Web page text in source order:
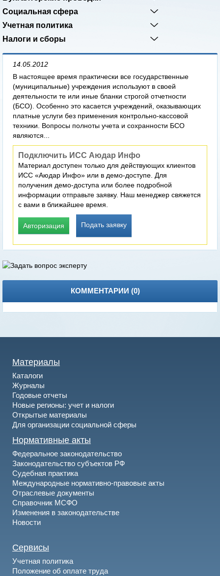
Социальная сфера
Учетная политика
Налоги и сборы
14.05.2012
В настоящее время практически все государственные
(муниципальные) учреждения используют в своей
деятельности те или иные бланки строгой отчетности
(БСО). Особенно это касается учреждений, оказывающих
платные услуги без применения контрольно-кассовой
техники. Вопросы полноты учета и сохранности БСО
являются...
Подключить ИСС Аюдар Инфо
Материал доступен только для действующих клиентов
ИСС «Аюдар Инфо» или в демо-доступе. Для
получения демо-доступа или более подробной
информации отправьте заявку. Наш менеджер свяжется
с вами в ближайшее время.
Авторизация Подать заявку
КОММЕНТАРИИ (0)
Материалы
Каталоги
Журналы
Годовые отчеты
Новые регионы: учет и налоги
Открытые материалы
Для организации социальной сферы
Нормативные акты
Федеральное законодательство
Законодательство субъектов РФ
Судебная практика
Международные нормативно-правовые акты
Отраслевые документы
Справочник МСФО
Изменения в законодательстве
Новости
Сервисы
Учетная политика
Положение об оплате труда